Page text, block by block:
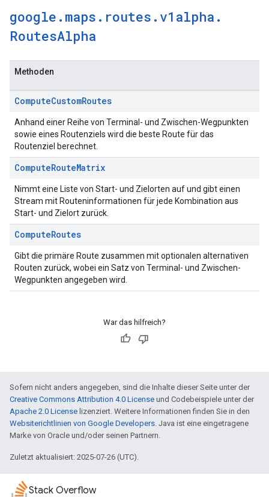
google . maps . routes . v1alpha .
RoutesAlpha
Methoden
ComputeCustomRoutes
Anhand einer Reihe von Terminal- und Zwischen-Wegpunkten
sowie eines Routenziels wird die beste Route für das
Routenziel berechnet.
ComputeRouteMatrix
Nimmt eine Liste von Start- und Zielorten auf und gibt einen
Stream mit Routeninformationen für jede Kombination aus
Start- und Zielort zurück.
ComputeRoutes
Gibt die primäre Route zusammen mit optionalen alternativen
Routen zurück, wobei ein Satz von Terminal- und Zwischen-
Wegpunkten angegeben wird.
War das hilfreich?
Sofern nicht anders angegeben, sind die Inhalte dieser Seite unter der
Creative Commons Attribution 4.0 License und Codebeispiele unter der
Apache 2.0 License lizenziert. Weitere Informationen finden Sie in den
Websiterichtlinien von Google Developers. Java ist eine eingetragene
Marke von Oracle und/oder seinen Partnern.
Zuletzt aktualisiert: 2025-07-26 (UTC).
Stack Overflow